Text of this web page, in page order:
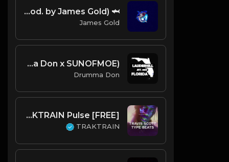
🦈 SHARK (Prod. by James Gold)
James Gold
Lauderhill (Prod. By Drumma Don x SUNOFMOE)
Drumma Don
[FREE] Travis Scott SICKO MODE Type Beats 🔥 | TRAKTRAIN Pulse
TRAKTRAIN